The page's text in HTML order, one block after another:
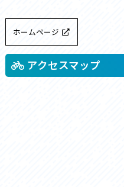
ホームページ
アクセスマップ